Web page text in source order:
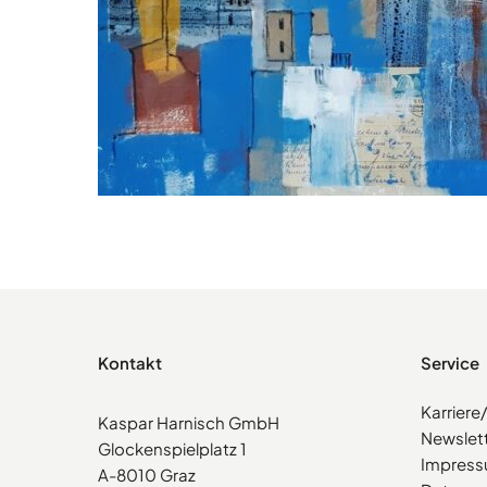
Kontakt
Kaspar Harnisch GmbH
Glockenspielplatz 1
A-8010 Graz
Service